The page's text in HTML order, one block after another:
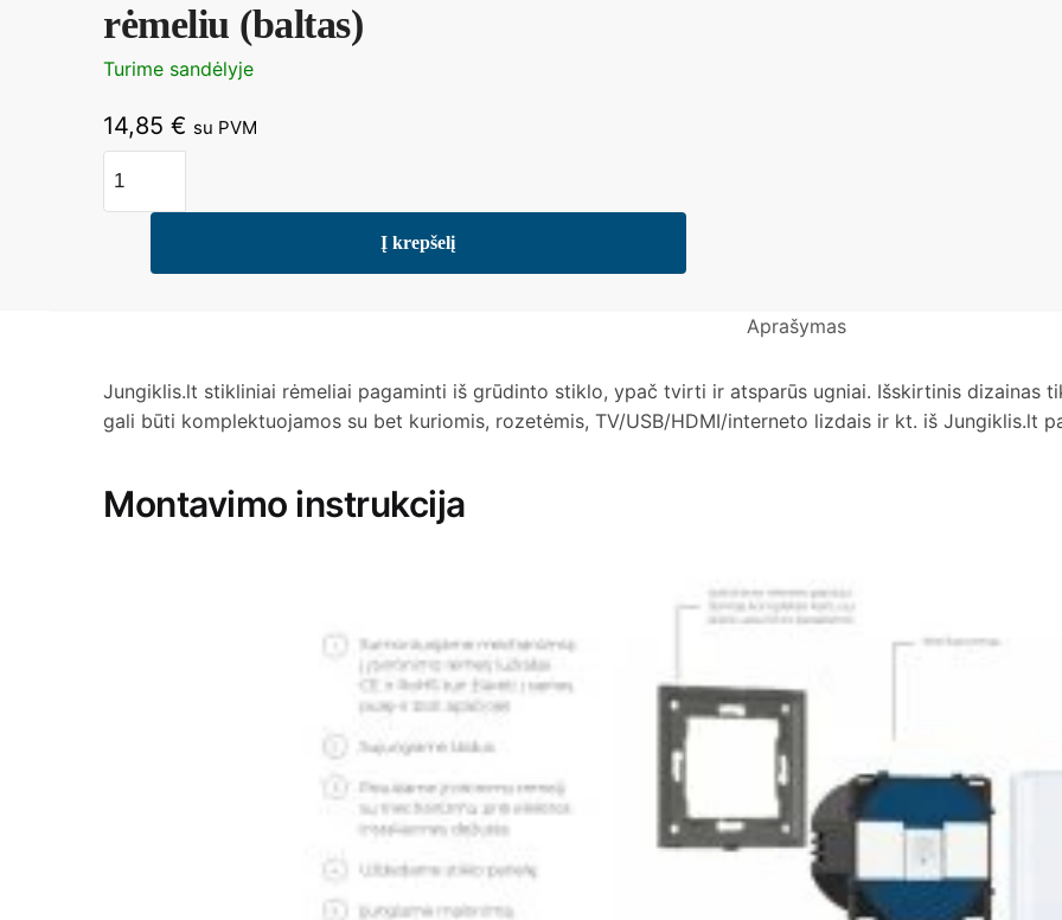
rėmeliu (baltas)
Turime sandėlyje
14,85€ su PVM
Į krepšelį
Aprašymas
Jungiklis.lt stikliniai rėmeliai pagaminti iš grūdinto stiklo, ypač tvirti ir atsparūs ugniai. Išskirtinis dizainas
gali būti komplektuojamos su bet kuriomis, rozetėmis, TV/USB/HDMI/interneto lizdais ir kt. iš Jungiklis.lt
Montavimo instrukcija